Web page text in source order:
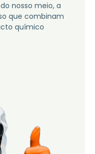
nosso meio, a
que combinam
químico